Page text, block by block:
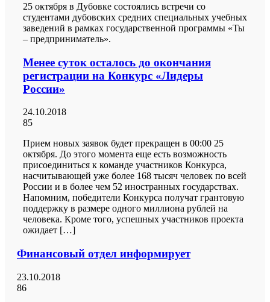
25 октября в Дубовке состоялись встречи со
студентами дубовских средних специальных учебных
заведений в рамках государственной программы «Ты
– предприниматель».
Менее суток осталось до окончания
регистрации на Конкурс «Лидеры
России»
24.10.2018
85
Прием новых заявок будет прекращен в 00:00 25
октября. До этого момента еще есть возможность
присоединиться к команде участников Конкурса,
насчитывающей уже более 168 тысяч человек по всей
России и в более чем 52 иностранных государствах.
Напомним, победители Конкурса получат грантовую
поддержку в размере одного миллиона рублей на
человека. Кроме того, успешных участников проекта
ожидает […]
Финансовый отдел информирует
23.10.2018
86